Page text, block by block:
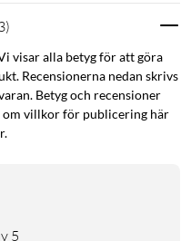
levererar denna
56 % på bara 30 minuter
kan laddas snabbt
för att ladda en
en iPhone 15 upp till 5,2
)
visar alla betyg för att göra
Recensionerna nedan skrivs
Betyg och recensioner
om villkor för publicering här
5